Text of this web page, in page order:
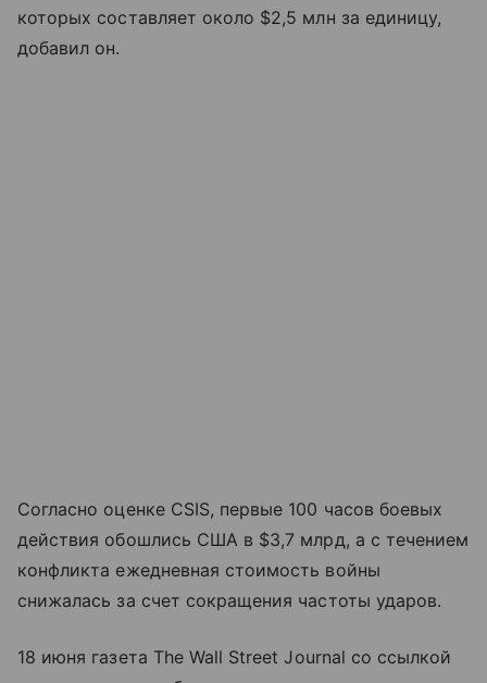
которых составляет около $2,5 млн за единицу,
добавил он.
Согласно оценке CSIS, первые 100 часов боевых
действия обошлись США в $3,7 млрд, а с течением
конфликта ежедневная стоимость войны
снижалась за счет сокращения частоты ударов.
18 июня газета The Wall Street Journal со ссылкой